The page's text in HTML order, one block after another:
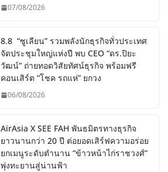
07/08/2026
8.8 “ซูเลียน” รวมพลังนักธุรกิจทั่วประเทศ
จัดประชุมใหญ่แห่งปี พบ CEO “ดร.ปิยะ
วัฒน์” ถ่ายทอดวิสัยทัศน์ธุรกิจ พร้อมฟรี
คอนเสิร์ต “โชค รถแห่” ยกวง
06/08/2026
AirAsia X SEE FAH พันธมิตรทางธุรกิจ
ยาวนานกว่า 20 ปี ต่อยอดเสิร์ฟความอร่อย
ยกเมนูระดับตำนาน “ข้าวหน้าไก่ราชวงศ์”
พุ่งทะยานสู่น่านฟ้า